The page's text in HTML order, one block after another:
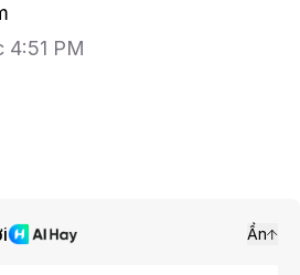
4:51 PM
Ẩn